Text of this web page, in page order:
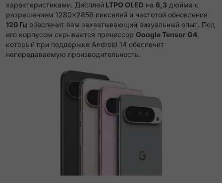
характеристиками. Дисплей LTPO OLED на 6,3 дюйма с
разрешением 1280×2856 пикселей и частотой обновления
120 Гц обеспечит вам захватывающий визуальный опыт. Под
его корпусом скрывается процессор Google Tensor G4
который при поддержке Android 14 обеспечит
непередаваемую производительность.